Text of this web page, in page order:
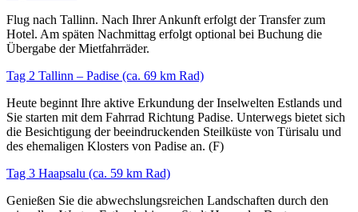
Flug nach Tallinn. Nach Ihrer Ankunft erfolgt der Transfer zum
Hotel. Am späten Nachmittag erfolgt optional bei Buchung die
Übergabe der Mietfahrräder.
Tag 2 Tallinn – Padise (ca. 69 km Rad)
Heute beginnt Ihre aktive Erkundung der Inselwelten Estlands und
Sie starten mit dem Fahrrad Richtung Padise. Unterwegs bietet sich
die Besichtigung der beeindruckenden Steilküste von Türisalu und
des ehemaligen Klosters von Padise an. (F)
Tag 3 Haapsalu (ca. 59 km Rad)
Genießen Sie die abwechslungsreichen Landschaften durch den